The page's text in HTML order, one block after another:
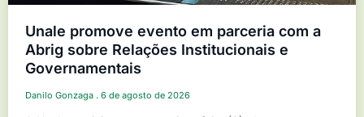
Unale promove evento em parceria com a
Abrig sobre Relações Institucionais e
Governamentais
Danilo Gonzaga 6 de agosto de 2026